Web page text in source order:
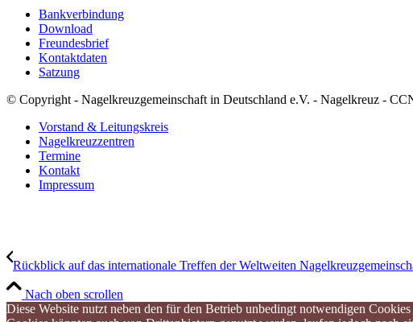
Bankverbindung
Download
Freundesbrief
Kontaktdaten
Satzung
© Copyright - Nagelkreuzgemeinschaft in Deutschland e.V. - Nagelkreuz -
Vorstand & Leitungskreis
Nagelkreuzzentren
Termine
Kontakt
Impressum
Rückblick auf das internationale Treffen der Weltweiten
Nach oben scrollen
Diese Website nutzt neben den für den Betrieb unbedingt notwendigen